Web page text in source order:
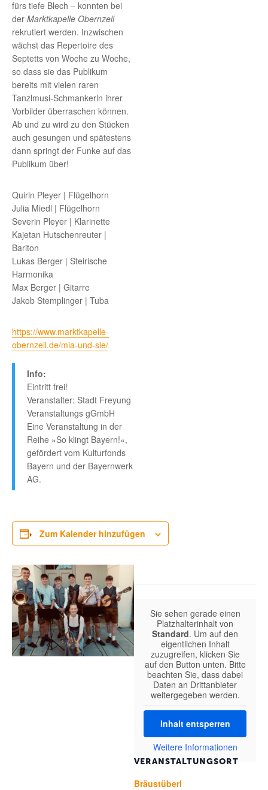
fürs tiefe Blech – konnten bei
der Marktkapelle Obernzell
rekrutiert werden. Inzwischen
wächst das Repertoire des
Septetts von Woche zu Woche,
so dass sie das Publikum
bereits mit vielen raren
Tanzlmusi-Schmankerln ihrer
Vorbilder überraschen können.
Ab und zu wird zu den Stücken
auch gesungen und spätestens
dann springt der Funke auf das
Publikum über!
Quirin Pleyer | Flügelhorn
Julia Miedl | Flügelhorn
Severin Pleyer | Klarinette
Kajetan Hutschenreuter |
Bariton
Lukas Berger | Steirische
Harmonika
Max Berger | Gitarre
Jakob Stemplinger | Tuba
https://www.marktkapelle-
obernzell.de/mia-und-sie/
Info:
Eintritt frei!
Veranstalter: Stadt Freyung
Veranstaltungs gGmbH
Eine Veranstaltung in der
Reihe »So klingt Bayern!«,
gefördert vom Kulturfonds
Bayern und der Bayernwerk
AG.
Zum Kalender hinzufügen
VERANSTALTUNGSORT
Bräustüberl
Sie sehen gerade einen
Platzhalterinhalt von
Standard. Um auf den
eigentlichen Inhalt
zuzugreifen, klicken Sie
auf den Button unten. Bitte
beachten Sie, dass dabei
Daten an Drittanbieter
weitergegeben werden.
Inhalt entsperren
Weitere Informationen